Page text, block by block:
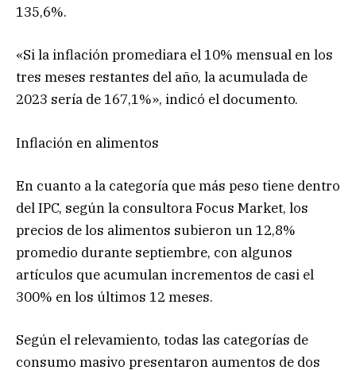
135,6%.
«Si la inflación promediara el 10% mensual en los
tres meses restantes del año, la acumulada de
2023 sería de 167,1%», indicó el documento.
Inflación en alimentos
En cuanto a la categoría que más peso tiene dentro
del IPC, según la consultora Focus Market, los
precios de los alimentos subieron un 12,8%
promedio durante septiembre, con algunos
artículos que acumulan incrementos de casi el
300% en los últimos 12 meses.
Según el relevamiento, todas las categorías de
consumo masivo presentaron aumentos de dos